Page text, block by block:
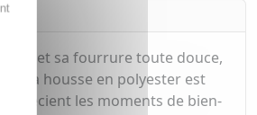
et sa fourrure toute douce,
Sa housse en polyester est
les moments de bien-